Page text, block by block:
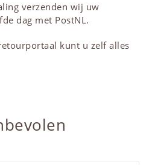
verzenden wij uw
dag met PostNL.
kunt u zelf alles